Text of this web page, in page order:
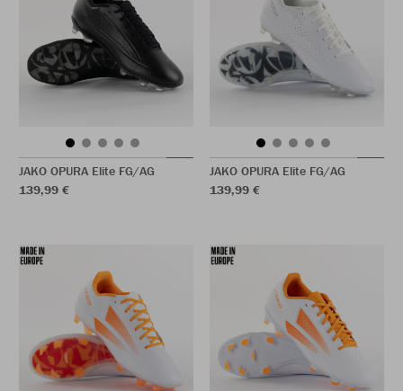
JAKO OPURA Elite FG/AG
139,99 €
JAKO OPURA Elite FG/AG
139,99 €